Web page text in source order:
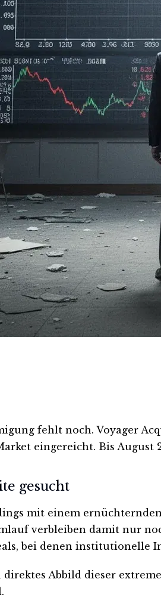
fehlt noch. Voyager
eingereicht. Bis
gesucht
mit einem
verbleiben damit nur
bei denen institutionelle
Abbild dieser